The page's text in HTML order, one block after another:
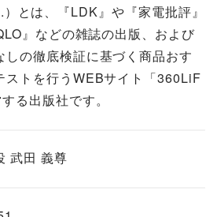
とは、『LDK』や『家電批評』
』などの雑誌の出版、および
しの徹底検証に基づく商品おす
ストを行うWEBサイト「360LiF
る出版社です。
武田 義尊